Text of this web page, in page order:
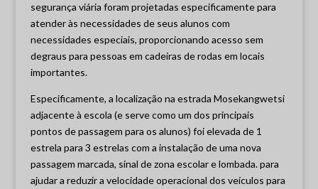
segurança viária foram projetadas especificamente para
atender às necessidades de seus alunos com
necessidades especiais, proporcionando acesso sem
degraus para pessoas em cadeiras de rodas em locais
importantes.
Especificamente, a localização na estrada Mosekangwetsi
adjacente à escola (e serve como um dos principais
pontos de passagem para os alunos) foi elevada de 1
estrela para 3 estrelas com a instalação de uma nova
passagem marcada, sinal de zona escolar e lombada. para
ajudar a reduzir a velocidade operacional dos veículos para